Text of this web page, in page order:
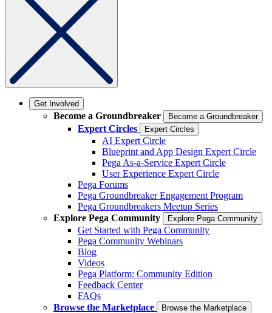
Get Involved
Become a Groundbreaker Become a Groundbreaker
Expert Circles Expert Circles
AI Expert Circle
Blueprint and App Design Expert Circle
Pega As-a-Service Expert Circle
User Experience Expert Circle
Pega Forums
Pega Groundbreaker Engagement Program
Pega Groundbreakers Meetup Series
Explore Pega Community
Explore Pega Community
Get Started with Pega Community
Pega Community Webinars
Blog
Videos
Pega Platform: Community Edition
Feedback Center
FAQs
Browse the Marketplace
Browse the Marketplace